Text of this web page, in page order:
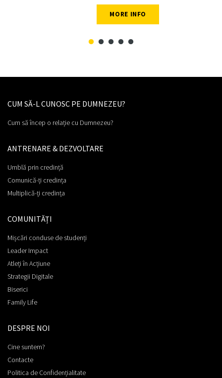
CUM SĂ-L CUNOSC PE DUMNEZEU?
Cum să încep o relație cu Dumnezeu?
ANTRENARE & DEZVOLTARE
Umblă prin credință
Comunică-ți credința
Multiplică-ți credința
COMUNITĂȚI
Mișcări conduse de studenți
Leader Impact
Atleți în Acțiune
Strategii Digitale
Biserici
Family Life
DESPRE NOI
Cine suntem?
Contacte
Politica de Confidențialitate